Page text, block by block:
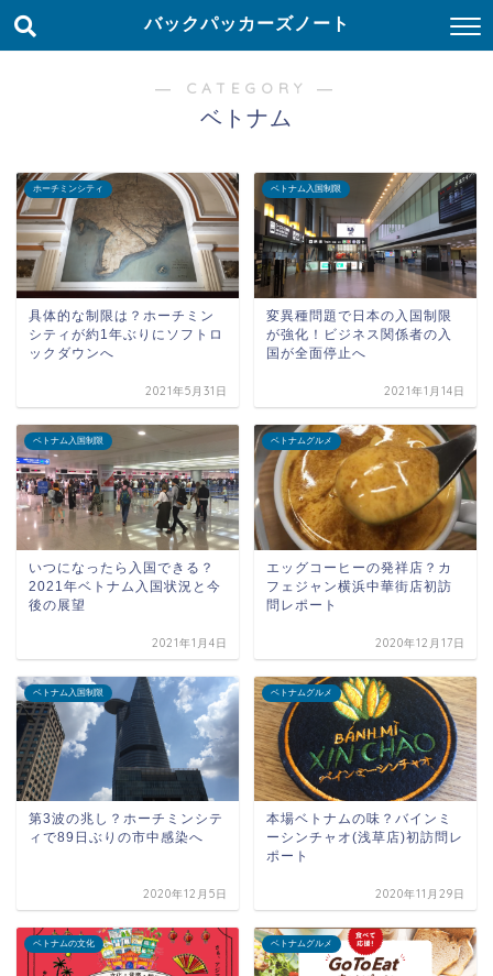
バックパッカーズノート
― CATEGORY ―
ベトナム
ホーチミンシティ
具体的な制限は？ホーチミン
シティが約1年ぶりにソフトロ
ックダウンへ
2021年5月31日
ベトナム入国制限
変異種問題で日本の入国制限
が強化！ビジネス関係者の入
国が全面停止へ
2021年1月14日
ベトナム入国制限
いつになったら入国できる？
2021年ベトナム入国状況と今
後の展望
2021年1月4日
ベトナムグルメ
エッグコーヒーの発祥店？カ
フェジャン横浜中華街店初訪
問レポート
2020年12月17日
ベトナム入国制限
第3波の兆し？ホーチミンシテ
ィで89日ぶりの市中感染へ
2020年12月5日
ベトナムグルメ
本場ベトナムの味？バインミ
ーシンチャオ(浅草店)初訪問レ
ポート
2020年11月29日
ベトナムの文化 ベトナムグルメ